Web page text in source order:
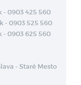
- 0903 425 560
- 0903 525 560
- 0903 625 560
- Staré Mesto